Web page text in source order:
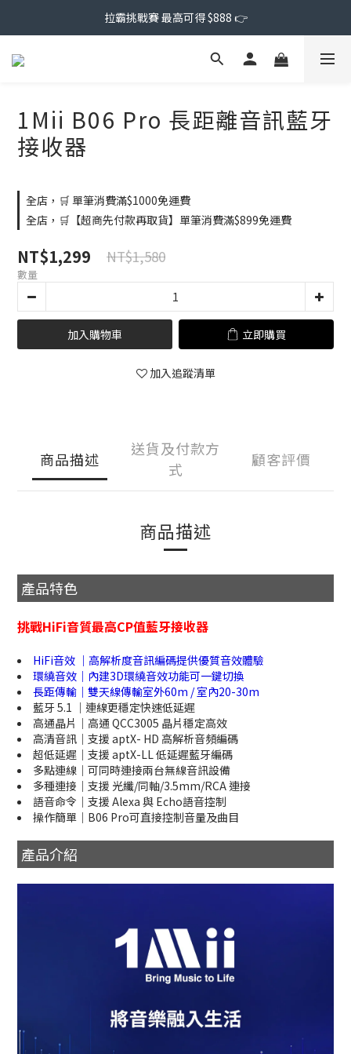
拉霸挑戰賽 最高可得 $888 👉
1Mii B06 Pro 長距離音訊藍牙
接收器
全店，🛒 單筆消費滿$1000免運費
全店，🛒【超商先付款再取貨】單筆消費滿$899免運費
NT$1,299 NT$1,580
數量
加入購物車 立即購買
加入追蹤清單
商品描述
送貨及付款方
式
顧客評價
商品描述
產品特色
挑戰HiFi音質最高CP值藍牙接收器
HiFi音效 ｜高解析度音訊編碼提供優質音效體驗
環繞音效｜內建3D環繞音效功能可一鍵切換
長距傳輸｜雙天線傳輸室外60m / 室內20-30m
藍牙 5.1 ｜連線更穩定快速低延遲
高通晶片｜高通 QCC3005 晶片穩定高效
高清音訊｜支援 aptX- HD 高解析音頻編碼
超低延遲｜支援 aptX-LL 低延遲藍牙編碼
多點連線｜可同時連接兩台無線音訊設備
多種連接｜支援 光纖/同軸/3.5mm/RCA 連接
語音命令｜支援 Alexa 與 Echo語音控制
操作簡單｜B06 Pro可直接控制音量及曲目
產品介紹